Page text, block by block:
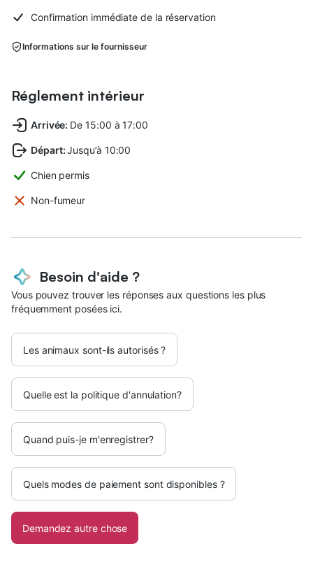
Confirmation immédiate de la réservation
Informations sur le fournisseur
Réglement intérieur
Arrivée: De 15:00 à 17:00
Départ:Jusqu’à 10:00
Chien permis
Non-fumeur
Besoin d'aide ?
Vous pouvez trouver les réponses aux questions les plus
fréquemment posées ici.
Les animaux sont-ils autorisés ?
Quelle est la politique d'annulation?
Quand puis-je m'enregistrer?
Quels modes de paiement sont disponibles ?
Demandez autre chose